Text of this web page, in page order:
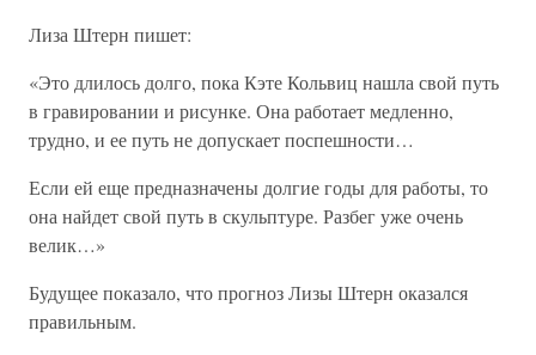
Лиза Штерн пишет:
«Это длилось долго, пока Кэте Кольвиц нашла свой путь
в гравировании и рисунке. Она работает медленно,
трудно, и ее путь не допускает поспешности…
Если ей еще предназначены долгие годы для работы, то
она найдет свой путь в скульптуре. Разбег уже очень
велик…»
Будущее показало, что прогноз Лизы Штерн оказался
правильным.